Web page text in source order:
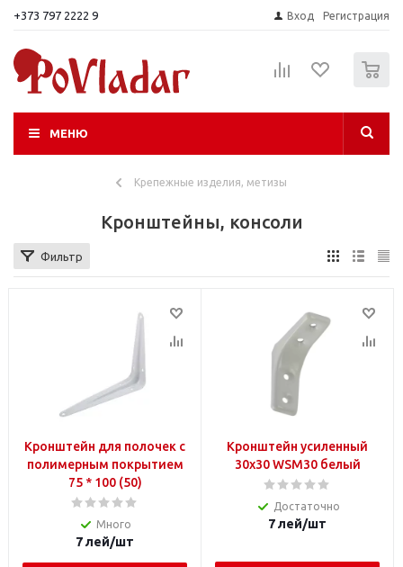
+373 797 2222 9 Вход Регистрация
МЕНЮ
Крепежные изделия, метизы
Кронштейны, консоли
Фильтр
Кронштейн для полочек с
полимерным покрытием
75 * 100 (50)
Много
7лей/шт
Кронштейн усиленный
30х30 WSM30 белый
Достаточно
7лей/шт